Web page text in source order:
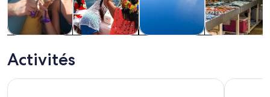
touristiques et
excursions
d’un jour
Activités
Excursion de plongée en apnée dans le lagon de 3 heures -
Moorea 6